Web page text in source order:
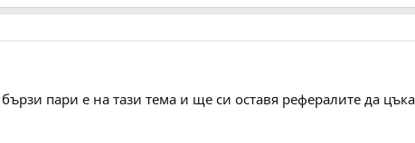
пари е на тази тема и ще си оставя рефералите да